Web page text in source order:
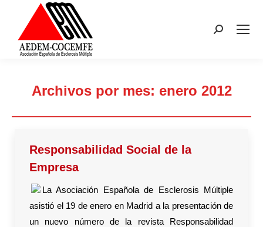
Buscar:
Archivos por mes: enero 2012
Responsabilidad Social de la
Empresa
La Asociación Española de Esclerosis Múltiple
asistió el 19 de enero en Madrid a la presentación de
un nuevo número de la revista Responsabilidad